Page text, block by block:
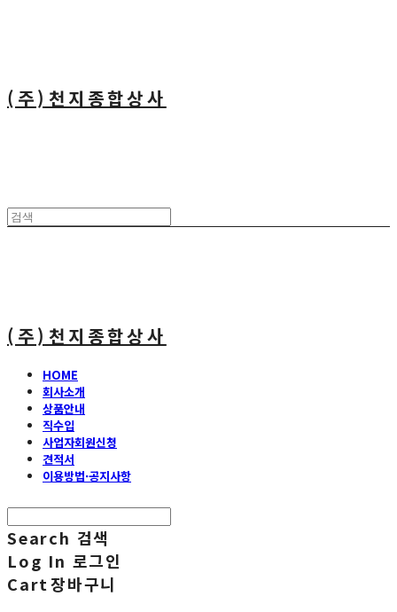
(주)천지종합상사
(주)천지종합상사
HOME
회사소개
상품안내
직수입
사업자회원신청
견적서
이용방법·공지사항
Search 검색
Log In 로그인
Cart장바구니